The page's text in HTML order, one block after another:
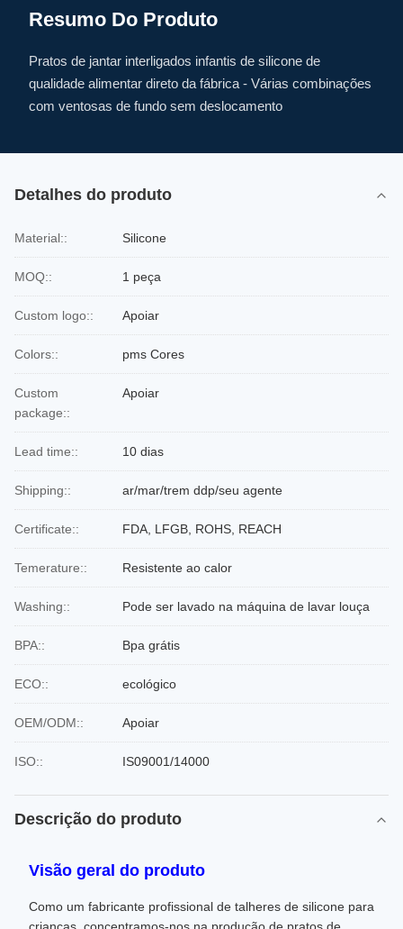
Resumo Do Produto
Pratos de jantar interligados infantis de silicone de
qualidade alimentar direto da fábrica - Várias combinações
com ventosas de fundo sem deslocamento
Detalhes do produto
Material:: Silicone
MOQ:: 1 peça
Custom logo:: Apoiar
Colors:: pms Cores
Custom
package::
Apoiar
Lead time:: 10 dias
Shipping:: ar/mar/trem ddp/seu agente
Certificate:: FDA, LFGB, ROHS, REACH
Temerature:: Resistente ao calor
Washing:: Pode ser lavado na máquina de lavar louça
BPA:: Bpa grátis
ECO:: ecológico
OEM/ODM:: Apoiar
ISO:: IS09001/14000
Descrição do produto
Visão geral do produto
Como um fabricante profissional de talheres de silicone para